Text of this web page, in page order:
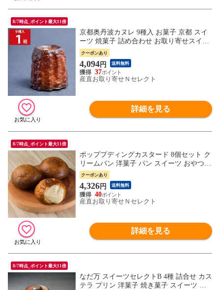
8/7時点_ポイント最大11倍
京都奥丹波カヌレ 9種入 お菓子 京都 スイ
ーツ 焼菓子 詰め合わせ お取り寄せスイー
ツ おやつ ご当地スイーツ 洋菓子 贅沢 カ
ヌレ
クーポンあり
4,094円 送料無料
37
産直お取り寄せＮセレクト
詳細を見る
8/7時点_ポイント最大11倍
ポッププディングカスタード 8個セット ク
リームパン 洋菓子 パン スイーツ おやつ
デザート 菓子パン カスタードクリーム ぎ
っしり イースト不使用 無発酵 北海道 札幌
ご当地スイーツ お取り寄せスイーツ わら
く堂 【沖縄・離島 お届け不可】
クーポンあり
4,326円 送料無料
40
産直お取り寄せＮセレクト
詳細を見る
8/7時点_ポイント最大11倍
なだ万 スイーツセレクトB 4種 詰合せ カス
テラ プリン 洋菓子 焼き菓子 スイーツ プ